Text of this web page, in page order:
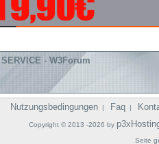
- W3Forum
Nutzungsbedingungen | Faq |
Copyright © 2013 -2026 by
Seite